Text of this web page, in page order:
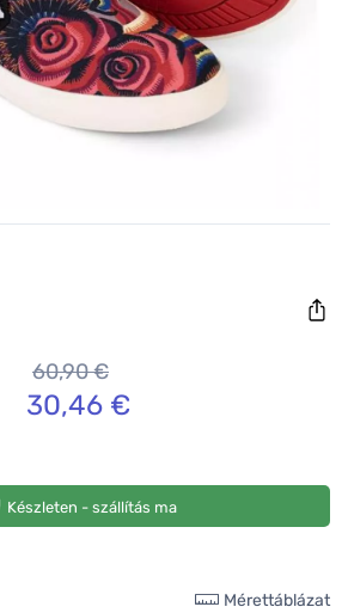
60,90 €
30,46 €
Készleten - szállítás ma
Mérettáblázat